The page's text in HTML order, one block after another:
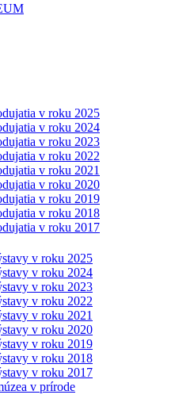
v roku 2025
v roku 2024
v roku 2023
v roku 2022
v roku 2021
v roku 2020
v roku 2019
v roku 2018
v roku 2017
v roku 2025
v roku 2024
v roku 2023
v roku 2022
v roku 2021
v roku 2020
v roku 2019
v roku 2018
v roku 2017
v prírode